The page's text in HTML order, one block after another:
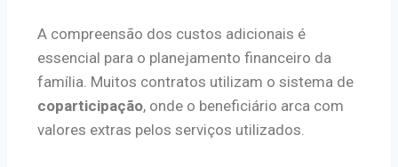
A compreensão dos custos adicionais é
essencial para o planejamento financeiro da
família. Muitos contratos utilizam o sistema de
coparticipação, onde o beneficiário arca com
valores extras pelos serviços utilizados.